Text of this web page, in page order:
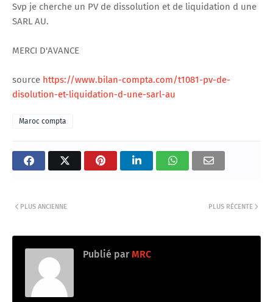
Svp je cherche un PV de dissolution et de liquidation d une
SARL AU.
MERCI D'AVANCE
source https://www.bilan-compta.com/t1081-pv-de-
disolution-et-liquidation-d-une-sarl-au
Maroc compta
PLUS RÉCENTE
PLUS ANCIENNE
Publié par MRC